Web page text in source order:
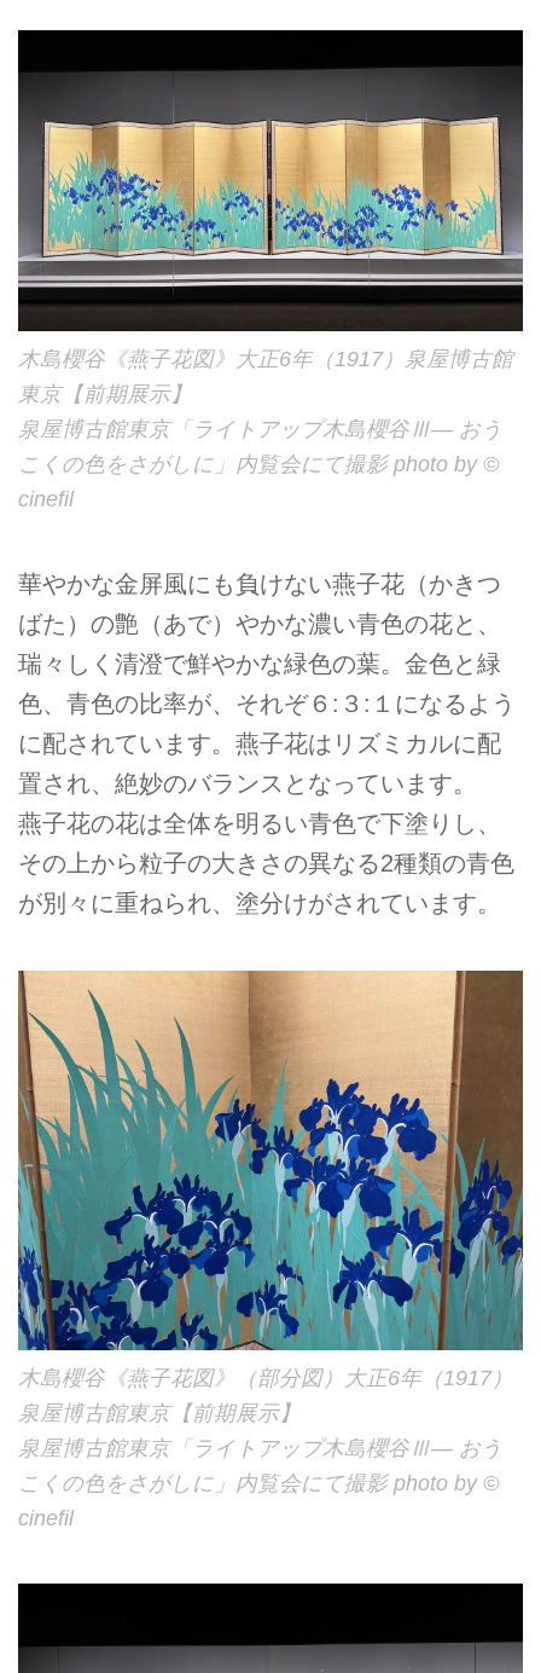
木島櫻谷《燕子花図》大正6年（1917）泉屋博古館
東京【前期展示】
泉屋博古館東京「ライトアップ木島櫻谷Ⅲ― おう
こくの色をさがしに」内覧会にて撮影 photo by ©
cinefil
華やかな金屏風にも負けない燕子花（かきつ
ばた）の艶（あで）やかな濃い青色の花と、
瑞々しく清澄で鮮やかな緑色の葉。金色と緑
色、青色の比率が、それぞ６:３:１になるよう
に配されています。燕子花はリズミカルに配
置され、絶妙のバランスとなっています。
燕子花の花は全体を明るい青色で下塗りし、
その上から粒子の大きさの異なる2種類の青色
が別々に重ねられ、塗分けがされています。
木島櫻谷《燕子花図》（部分図）大正6年（1917）
泉屋博古館東京【前期展示】
泉屋博古館東京「ライトアップ木島櫻谷Ⅲ― おう
こくの色をさがしに」内覧会にて撮影 photo by ©
cinefil